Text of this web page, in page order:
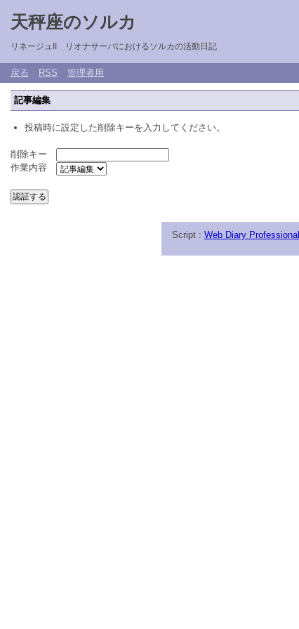
天秤座のソルカ
リネージュII リオナサーバにおけるソルカの活動日記
戻る RSS 管理者用
記事編集
投稿時に設定した削除キーを入力してください。
削除キー
作業内容
Script : Web Diary Professional